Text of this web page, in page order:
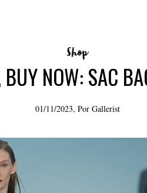
BUY NOW: SAC
01/11/2023, Por Gallerist